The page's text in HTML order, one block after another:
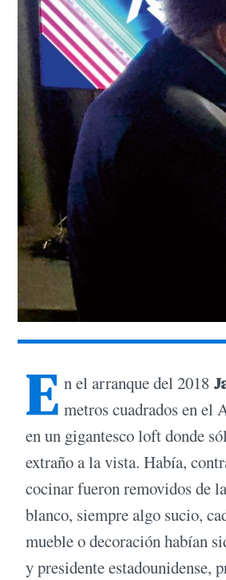
E n el arranque del 2018
metros cuadrados en el
en un gigantesco loft donde
extraño a la vista. Había,
cocinar fueron removidos de
blanco, siempre algo sucio,
mueble o decoración habían
y presidente